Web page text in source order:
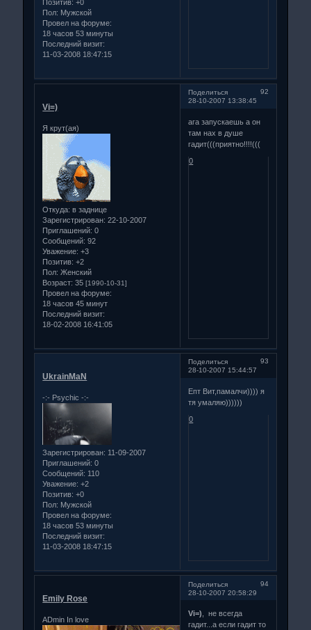
Позитив: +0
Пол: Мужской
Провел на форуме:
18 часов 53 минуты
Последний визит:
11-03-2008 18:47:15
Поделиться
92
28-10-2007 13:38:45
Vi=)
Я крут(ая)
Откуда: в заднице
Зарегистрирован: 22-10-2007
Приглашений: 0
Сообщений: 92
Уважение: +3
Позитив: +2
Пол: Женский
Возраст: 35[1990-10-31]
Провел на форуме:
18 часов 45 минут
Последний визит:
18-02-2008 16:41:05
ага запускаешь а он
там нах в душе
гадит(((приятно!!!!(((
0
Поделиться
93
28-10-2007 15:44:57
UkrainMaN
-:- Psychiс -:-
Зарегистрирован: 11-09-2007
Приглашений: 0
Сообщений: 110
Уважение: +2
Позитив: +0
Пол: Мужской
Провел на форуме:
18 часов 53 минуты
Последний визит:
11-03-2008 18:47:15
Епт Вит,памалчи)))) я
тя умаляю))))))
0
Поделиться
94
28-10-2007 20:58:29
Emily Rose
ADmin In love
Vi=)
, не всегда
гадит...а если гадит то